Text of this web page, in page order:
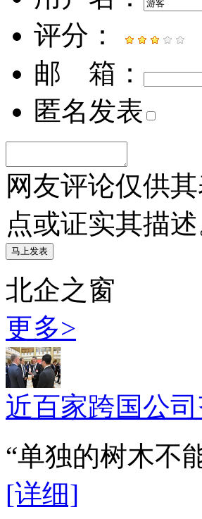
评分：
邮 箱：
匿名发表
网友评论仅供
点或证实其描述
北企之窗
更多>
近百家跨国公
“单独的树木不
[详细]